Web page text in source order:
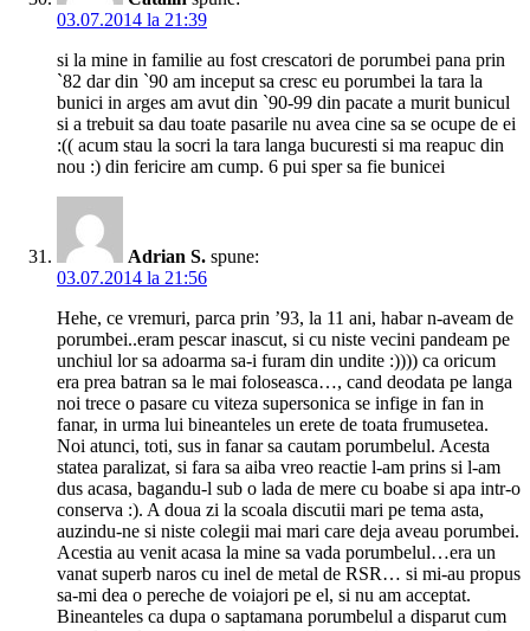
03.07.2014 la 21:39
si la mine in familie au fost crescatori de porumbei pana prin
`82 dar din `90 am inceput sa cresc eu porumbei la tara la
bunici in arges am avut din `90-99 din pacate a murit bunicul
si a trebuit sa dau toate pasarile nu avea cine sa se ocupe de ei
:(( acum stau la socri la tara langa bucuresti si ma reapuc din
nou :) din fericire am cump. 6 pui sper sa fie bunicei
Adrian S. spune:
03.07.2014 la 21:56
Hehe, ce vremuri, parca prin ’93, la 11 ani, habar n-aveam de
porumbei..eram pescar inascut, si cu niste vecini pandeam pe
unchiul lor sa adoarma sa-i furam din undite :)))) ca oricum
era prea batran sa le mai foloseasca…, cand deodata pe langa
noi trece o pasare cu viteza supersonica se infige in fan in
fanar, in urma lui bineanteles un erete de toata frumusetea.
Noi atunci, toti, sus in fanar sa cautam porumbelul. Acesta
statea paralizat, si fara sa aiba vreo reactie l-am prins si l-am
dus acasa, bagandu-l sub o lada de mere cu boabe si apa intr-o
conserva :). A doua zi la scoala discutii mari pe tema asta,
auzindu-ne si niste colegii mai mari care deja aveau porumbei.
Acestia au venit acasa la mine sa vada porumbelul…era un
vanat superb naros cu inel de metal de RSR… si mi-au propus
sa-mi dea o pereche de voiajori pe el, si nu am acceptat.
Bineanteles ca dupa o saptamana porumbelul a disparut cum